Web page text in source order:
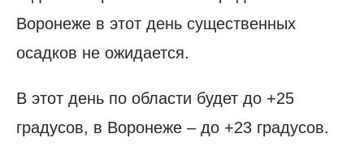
Воронеже в этот день существенных
осадков не ожидается.
В этот день по области будет до +25
градусов, в Воронеже – до +23 градусов.